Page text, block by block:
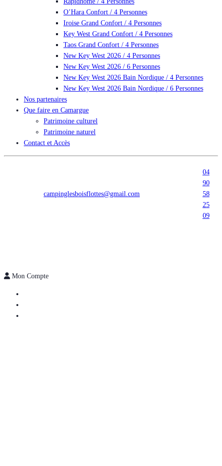
O’Hara Confort / 4 Personnes
Iroise Grand Confort / 4 Personnes
Key West Grand Confort / 4 Personnes
Taos Grand Confort / 4 Personnes
New Key West 2026 / 4 Personnes
New Key West 2026 / 6 Personnes
New Key West 2026 Bain Nordique / 4 Personnes
New Key West 2026 Bain Nordique / 6 Personnes
Nos partenaires
Que faire en Camargue
Patrimoine culturel
Patrimoine naturel
Contact et Accès
campinglesboisflottes@gmail.com
04
90
58
25
09
Mon Compte